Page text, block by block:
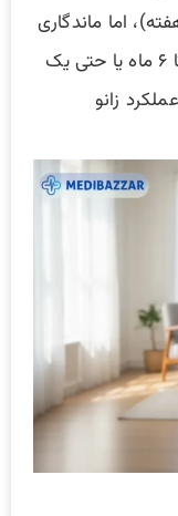
است (معمولاً ۲ تا ۳ هفته)، اما ماندگاری
بیشتری دارد و در برخی بیماران تا ۶ ماه یا حتی یک
زانو